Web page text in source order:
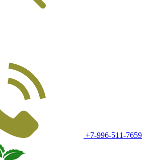
+7-996-511-7659